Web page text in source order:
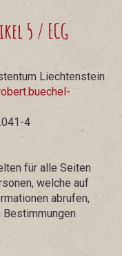
5 / ECG
Liechtenstein
4
für alle Seiten
welche auf
abrufen,